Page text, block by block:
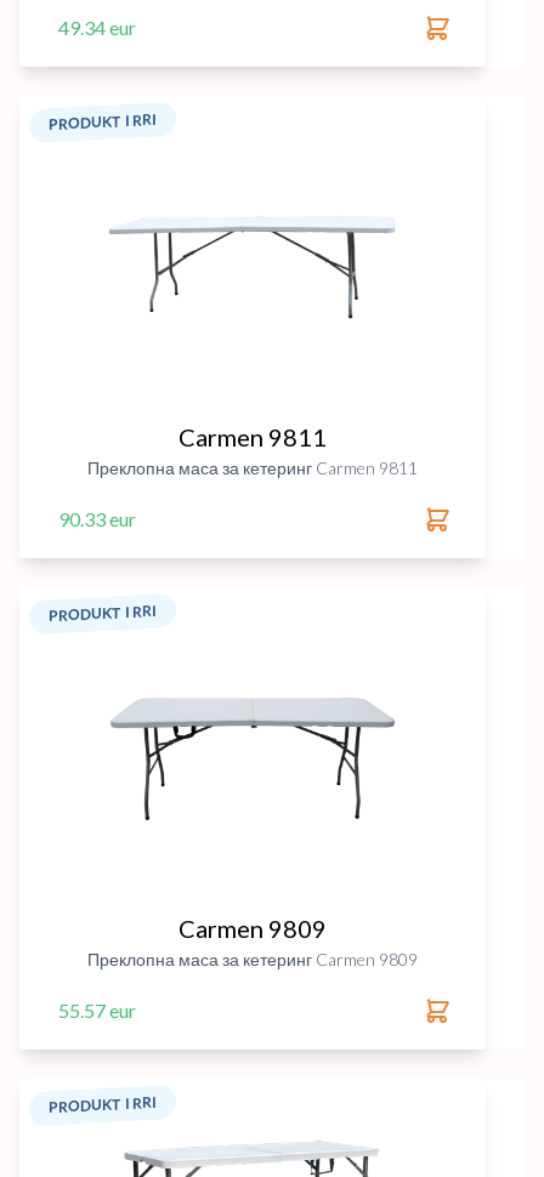
49.34 eur
PRODUKT I RRI
Carmen 9811
Преклопна маса за кетеринг Carmen 9811
90.33 eur
PRODUKT I RRI
Carmen 9809
Преклопна маса за кетеринг Carmen 9809
55.57 eur
PRODUKT I RRI